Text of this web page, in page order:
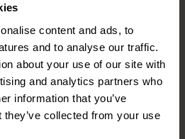
content and ads, to
and to analyse our traffic.
about your use of our site with
and analytics partners who
information that you’ve
collected from your use
en
*